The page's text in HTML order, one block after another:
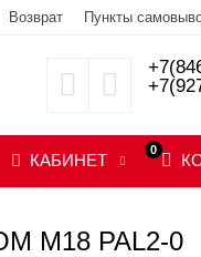
Возврат Пункты
0
КАБИНЕТ
M18 PAL2-0